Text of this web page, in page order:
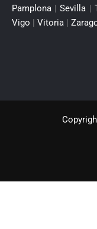
Pamplona | Sevilla |
Vigo | Vitoria |